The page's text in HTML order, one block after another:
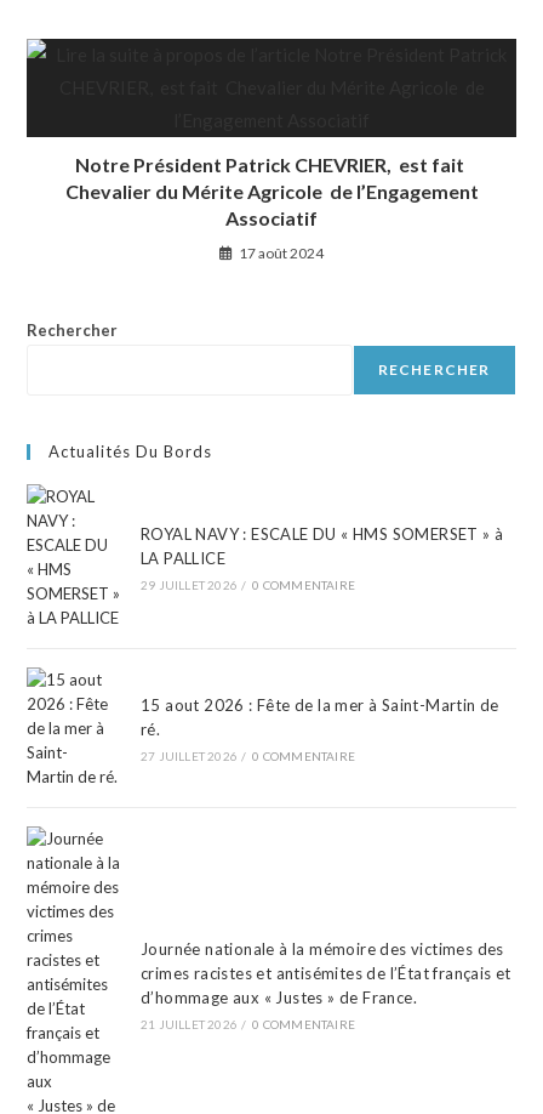
Notre Président Patrick CHEVRIER, est fait
Chevalier du Mérite Agricole de l’Engagement
Associatif
17 août 2024
Rechercher
RECHERCHER
Actualités Du Bords
ROYAL NAVY : ESCALE DU « HMS SOMERSET » à
LA PALLICE
29 JUILLET 2026 / 0 COMMENTAIRE
15 aout 2026 : Fête de la mer à Saint-Martin de
ré.
27 JUILLET 2026 / 0 COMMENTAIRE
Journée nationale à la mémoire des victimes des
crimes racistes et antisémites de l’État français et
d’hommage aux « Justes » de France.
21 JUILLET 2026 / 0 COMMENTAIRE